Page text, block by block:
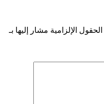
الحقول الإلزامية مشار إليها بـ